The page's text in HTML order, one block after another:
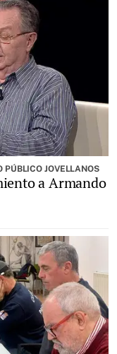
PÚBLICO JOVELLANOS
a Armando